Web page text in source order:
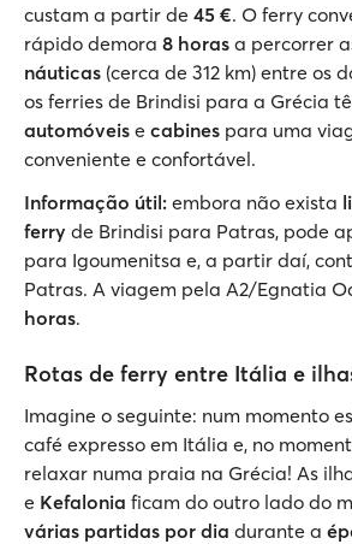
custam a partir de 45 €. O ferry
rápido demora 8 horas a percorrer
náuticas (cerca de 312 km) entre os
os ferries de Brindisi para a Grécia
automóveis e cabines para uma
conveniente e confortável.
Informação útil: embora não exista
ferry de Brindisi para Patras, pode
para Igoumenitsa e, a partir daí,
Patras. A viagem pela A2/Egnatia
horas.
Rotas de ferry entre Itália e
Imagine o seguinte: num momento
café expresso em Itália e, no
relaxar numa praia na Grécia! As
e Kefalonia ficam do outro lado do
várias partidas por dia durante a